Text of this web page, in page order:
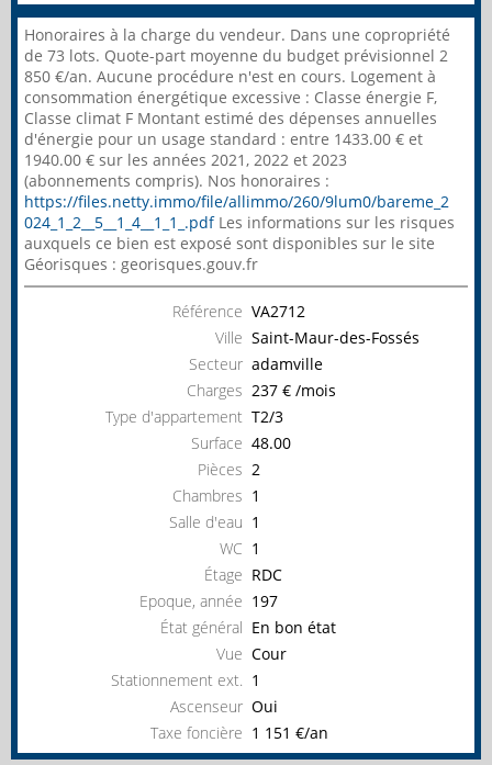
Honoraires à la charge du vendeur. Dans une copropriété
de 73 lots. Quote-part moyenne du budget prévisionnel 2
850 €/an. Aucune procédure n'est en cours. Logement à
consommation énergétique excessive : Classe énergie F,
Classe climat F Montant estimé des dépenses annuelles
d'énergie pour un usage standard : entre 1433.00 € et
1940.00 € sur les années 2021, 2022 et 2023
(abonnements compris). Nos honoraires :
https://files.netty.immo/file/allimmo/260/9lum0/bareme_2
024_1_2__5__1_4__1_1_.pdfLes informations sur les risques
auxquels ce bien est exposé sont disponibles sur le site
Géorisques : georisques.gouv.fr
Référence VA2712
Ville Saint-Maur-des-Fossés
Secteur adamville
Charges 237 € /mois
Type d'appartement T2/3
Surface 48.00
Pièces 2
Chambres 1
Salle d'eau 1
WC 1
Étage RDC
Epoque, année 197
État général En bon état
Vue Cour
Stationnement ext. 1
Ascenseur Oui
Taxe foncière 1 151 €/an